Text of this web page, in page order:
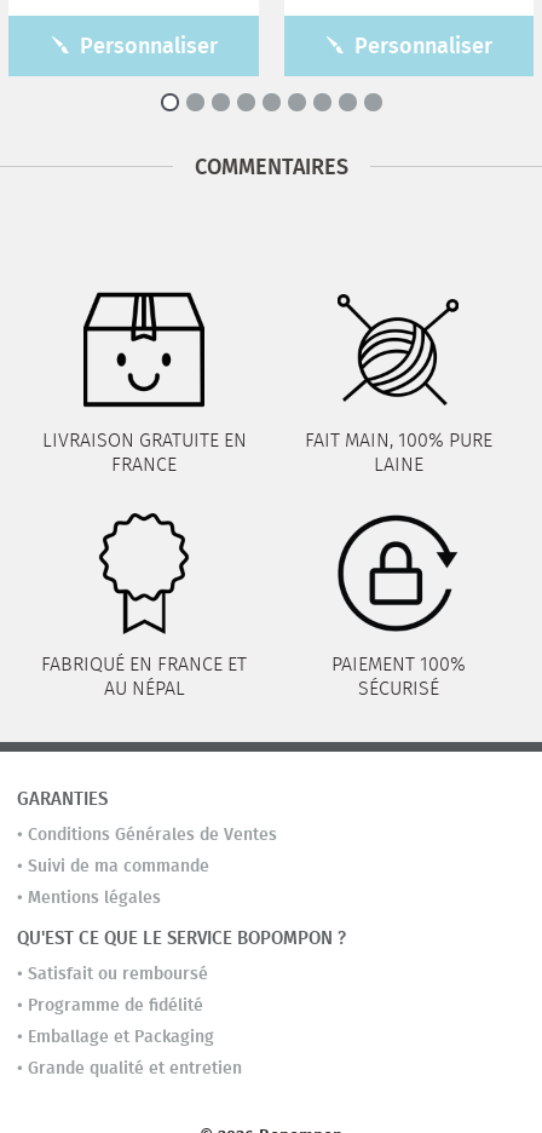
Personnaliser Personnaliser
COMMENTAIRES
LIVRAISON GRATUITE EN
FRANCE
FAIT MAIN, 100% PURE
LAINE
FABRIQUÉ EN FRANCE ET
AU NÉPAL
PAIEMENT 100%
SÉCURISÉ
GARANTIES
• Conditions Générales de Ventes
• Suivi de ma commande
• Mentions légales
QU'EST CE QUE LE SERVICE BOPOMPON ?
• Satisfait ou remboursé
• Programme de fidélité
• Emballage et Packaging
• Grande qualité et entretien